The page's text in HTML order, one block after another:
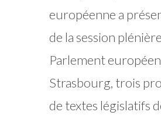
européenne a
de la session
Parlement
Strasbourg, trois
de textes législatifs